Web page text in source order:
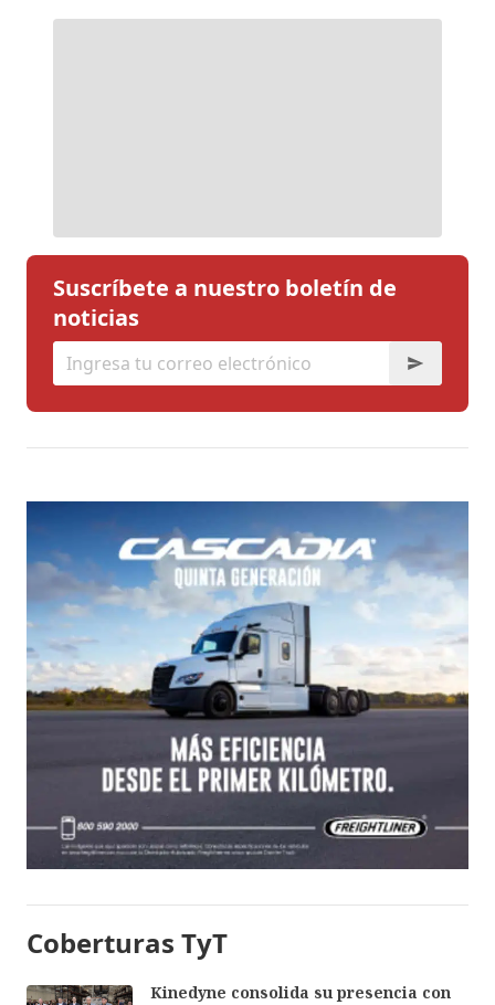
Suscríbete a nuestro boletín de
noticias
Coberturas TyT
Kinedyne consolida su presencia con